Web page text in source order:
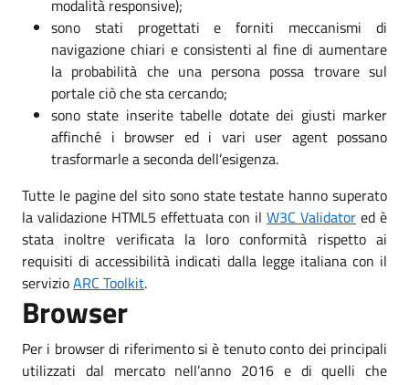
modalità responsive);
sono stati progettati e forniti meccanismi di
navigazione chiari e consistenti al fine di aumentare
la probabilità che una persona possa trovare sul
portale ciò che sta cercando;
sono state inserite tabelle dotate dei giusti marker
affinché i browser ed i vari user agent possano
trasformarle a seconda dell’esigenza.
Tutte le pagine del sito sono state testate hanno superato
la validazione HTML5 effettuata con il W3C Validator ed è
stata inoltre verificata la loro conformità rispetto ai
requisiti di accessibilità indicati dalla legge italiana con il
servizioARC Toolkit.
Browser
Per i browser di riferimento si è tenuto conto dei principali
utilizzati dal mercato nell’anno 2016 e di quelli che